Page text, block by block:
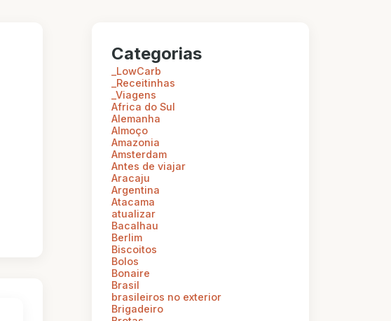
Categorias
_LowCarb
_Receitinhas
_Viagens
Africa do Sul
Alemanha
Almoço
Amazonia
Amsterdam
Antes de viajar
Aracaju
Argentina
Atacama
atualizar
Bacalhau
Berlim
Biscoitos
Bolos
Bonaire
Brasil
brasileiros no exterior
Brigadeiro